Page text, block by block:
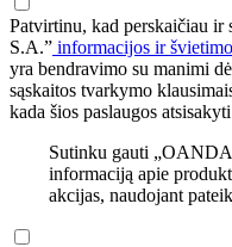
Patvirtinu, kad perskaičiau
S.A.” informacijos ir švietimo
yra bendravimo su manimi
sąskaitos tvarkymo
kada šios paslaugos
Sutinku gauti
informaciją apie
akcijas, naudojant